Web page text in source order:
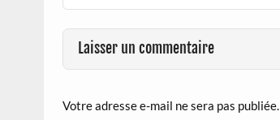
Laisser un commentaire
Votre adresse e-mail ne sera pas publiée.